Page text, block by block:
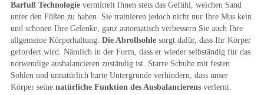
Barfuß Technologie vermittelt Ihnen stets das Gefühl, weichen Sand
unter den Füßen zu haben. Sie trainieren jedoch nicht nur Ihre Mus keln
und schonen Ihre Gelenke, ganz automatisch verbessern Sie auch Ihre
allgemeine Körperhaltung. Die Abrollsohle sorgt dafür, dass Ihr Körper
gefordert wird. Nämlich in der Form, dass er wieder selbständig für das
notwendige ausbalancieren zuständig ist. Starre Schuhe mit festen
Sohlen und unnatürlich harte Untergründe verhindern, dass unser
Körper seine natürliche Funktion des Ausbalancierens verlernt.